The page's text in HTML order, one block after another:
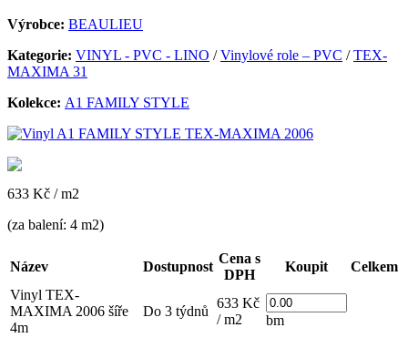
Výrobce: BEAULIEU
Kategorie: VINYL - PVC - LINO /Vinylové role – PVC /TEX-
MAXIMA 31
Kolekce: A1 FAMILY STYLE
633 Kč / m2
(za balení: 4 m2)
Název Dostupnost
Cena s
DPH
Koupit
Celkem
Vinyl TEX-
MAXIMA 2006 šíře
4m
Do 3 týdnů
633 Kč
/ m2
bm